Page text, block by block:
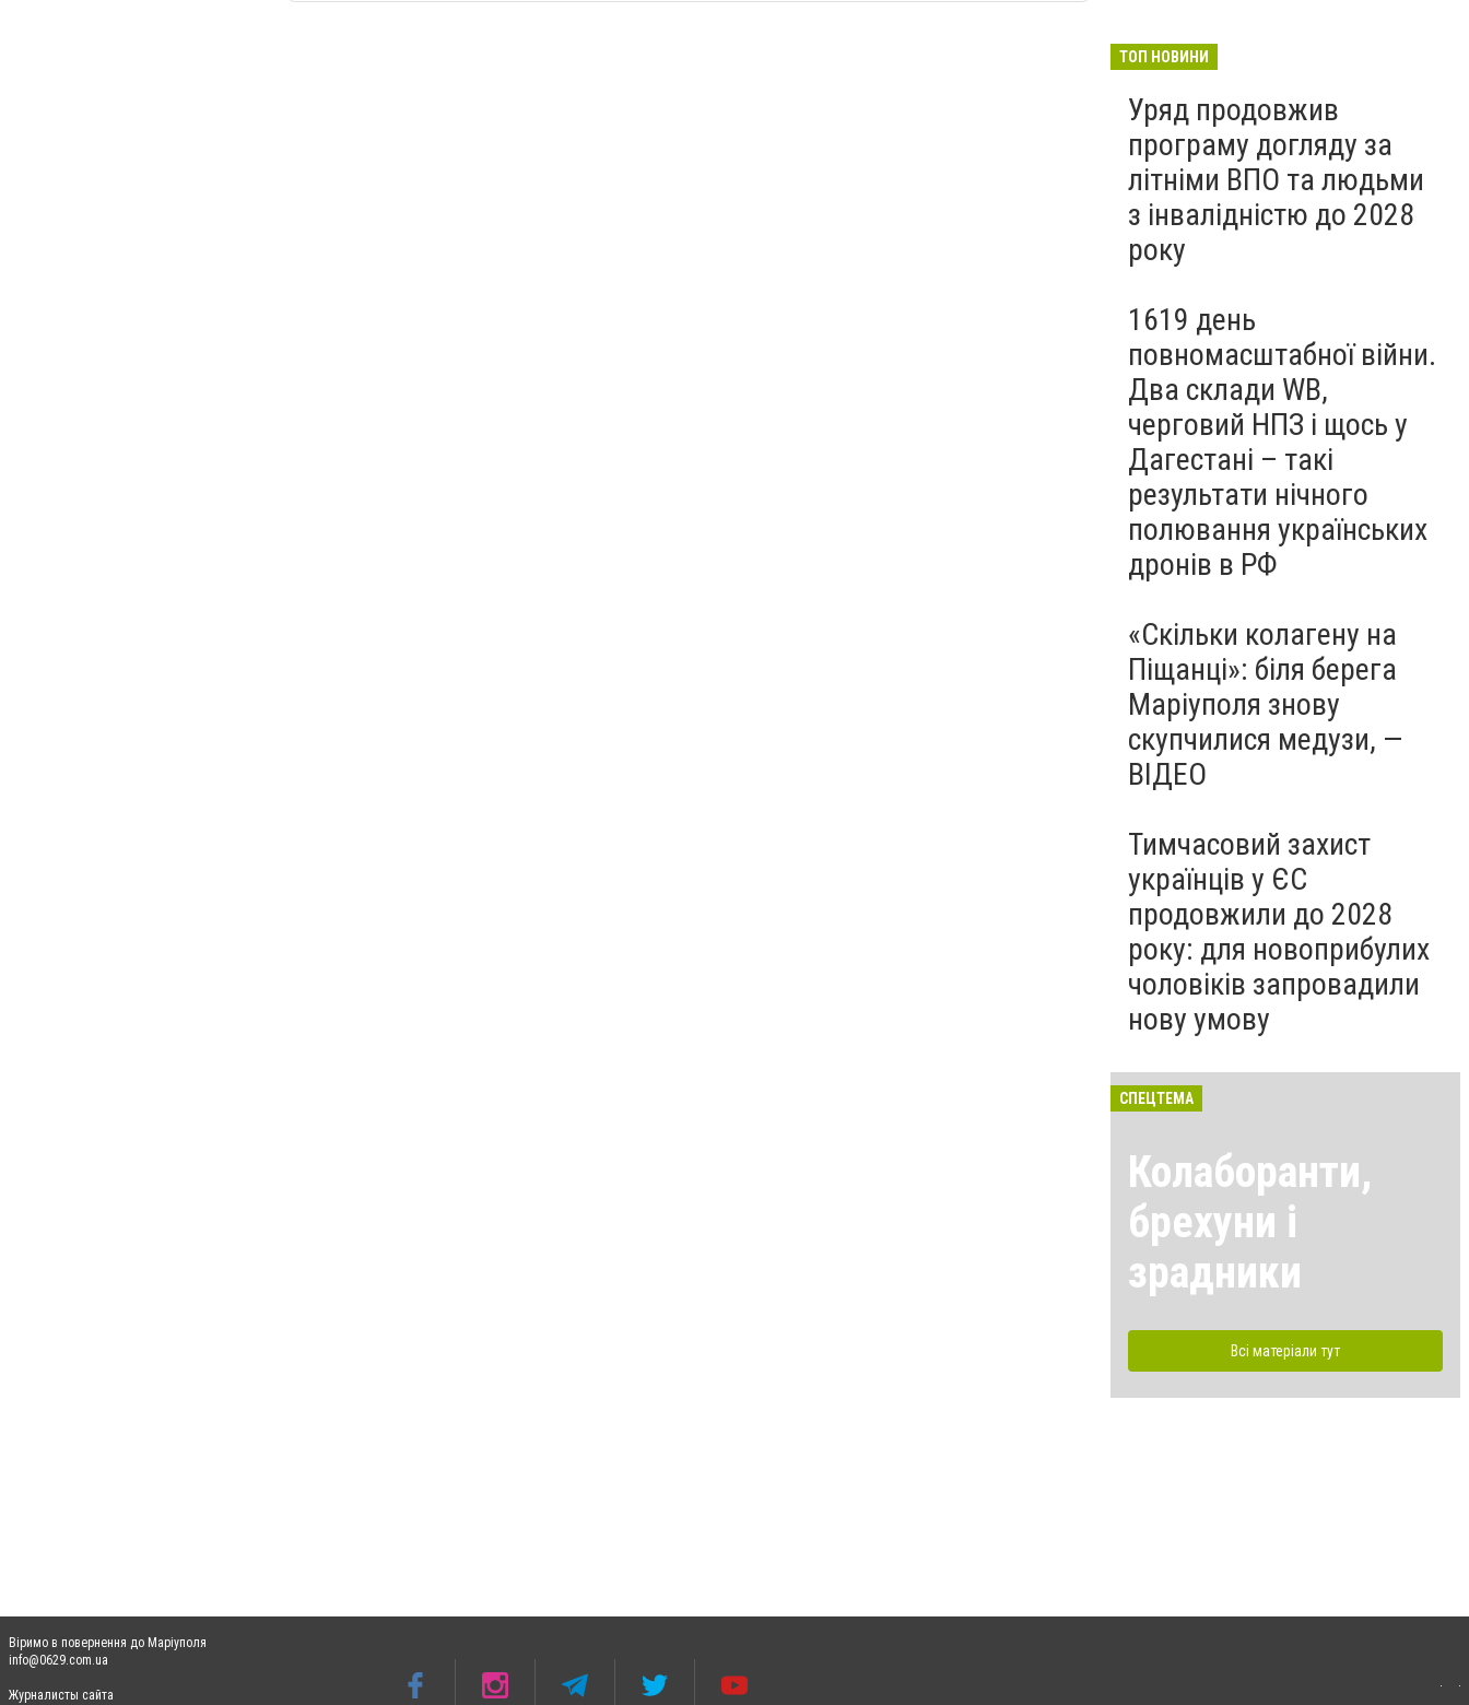
Бєдняков зіграє тата
новому українському
фільмі, - ФОТО
5 серпня
ТОП НОВИНИ
Уряд продовжив
програму догляду за
літніми ВПО та людьми
з інвалідністю до 2028
року
1619 день
повномасштабної війни.
Два склади WB,
черговий НПЗ і щось у
Дагестані – такі
результати нічного
полювання українських
дронів в РФ
«Скільки колагену на
Піщанці»: біля берега
Маріуполя знову
скупчилися медузи, —
ВІДЕО
Тимчасовий захист
українців у ЄС
продовжили до 2028
року: для новоприбулих
чоловіків запровадили
нову умову
СПЕЦТЕМА
Колаборанти,
брехуни і
зрадники
Всі матеріали тут
Віримо в повернення до Маріуполя
info@0629.com.ua
Журналисты сайта